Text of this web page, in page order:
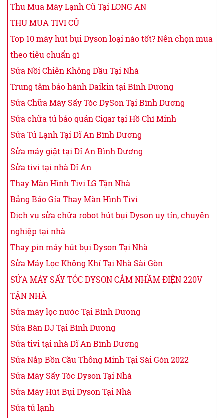
Thu Mua Máy Lạnh Cũ Tại LONG AN
THU MUA TIVI CŨ
Top 10 máy hút bụi Dyson loại nào tốt? Nên chọn mua
theo tiêu chuẩn gì
Sửa Nồi Chiên Không Dầu Tại Nhà
Trung tâm bảo hành Daikin tại Bình Dương
Sửa Chữa Máy Sấy Tóc DySon Tại Bình Dương
Sửa chữa tủ bảo quản Cigar tại Hồ Chí Minh
Sửa Tủ Lạnh Tại Dĩ An Bình Dương
Sửa máy giặt tại Dĩ An Bình Dương
Sửa tivi tại nhà Dĩ An
Thay Màn Hình Tivi LG Tận Nhà
Bảng Báo Gía Thay Màn Hình Tivi
Dịch vụ sửa chữa robot hút bụi Dyson uy tín, chuyên
nghiệp tại nhà
Thay pin máy hút bụi Dyson Tại Nhà
Sửa Máy Lọc Không Khí Tại Nhà Sài Gòn
SỬA MÁY SẤY TÓC DYSON CẮM NHẦM ĐIỆN 220V
TẬN NHÀ
Sửa máy lọc nước Tại Bình Dương
Sửa Bàn DJ Tại Bình Dương
Sửa tivi tại nhà Dĩ An Bình Dương
Sửa Nắp Bồn Cầu Thông Minh Tại Sài Gòn 2022
Sửa Máy Sấy Tóc Dyson Tại Nhà
Sửa Máy Hút Bụi Dyson Tại Nhà
Sửa tủ lạnh